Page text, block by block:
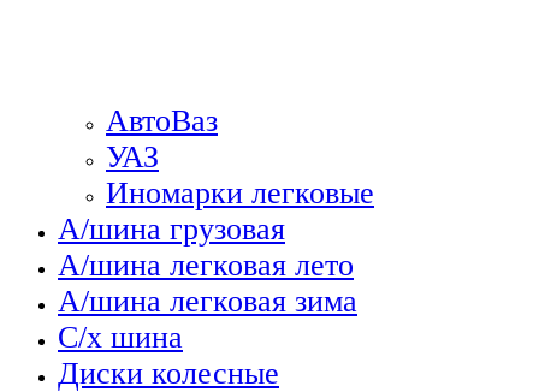
АвтоВаз
УАЗ
Иномарки легковые
А/шина грузовая
А/шина легковая лето
А/шина легковая зима
С/х шина
Диски колесные